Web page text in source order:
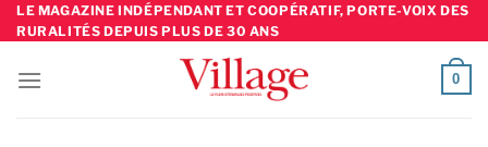
Skip
to
LE MAGAZINE INDÉPENDANT ET COOPÉRATIF, PORTE-VOIX DES
RURALITÉS DEPUIS PLUS DE 30 ANS
0